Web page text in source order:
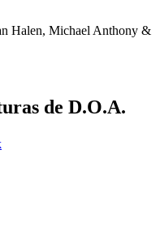
Halen, Michael Anthony &
de D.O.A.